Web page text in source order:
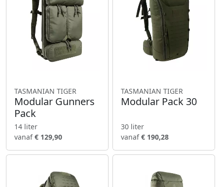
TASMANIAN TIGER
Modular Gunners
Pack
14 liter
vanaf€ 129,90
TASMANIAN TIGER
Modular Pack 30
30 liter
vanaf€ 190,28